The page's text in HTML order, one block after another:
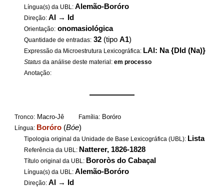
Língua(s) da UBL:Alemão-Boróro
Direção:Al → Id
Orientação: onomasiológica
Quantidade de entradas: 32 (tipoA1)
Expressão da Microestrutura Lexicográfica: LAl: Na {DId (Na)}
Status da análise deste material:em processo
Anotação:
——————
Tronco: Macro-Jê Família: Boróro
Língua: Boróro (Bóe)
Tipologia original da Unidade de Base Lexicográfica (UBL): Lista
Referência da UBL: Natterer, 1826-1828
Título original da UBL: Bororòs do Cabaçal
Língua(s) da UBL:Alemão-Boróro
Direção:Al → Id